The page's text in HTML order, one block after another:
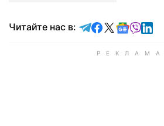
Читайте нас в: Читайте в
Читайте в
Читайте в X